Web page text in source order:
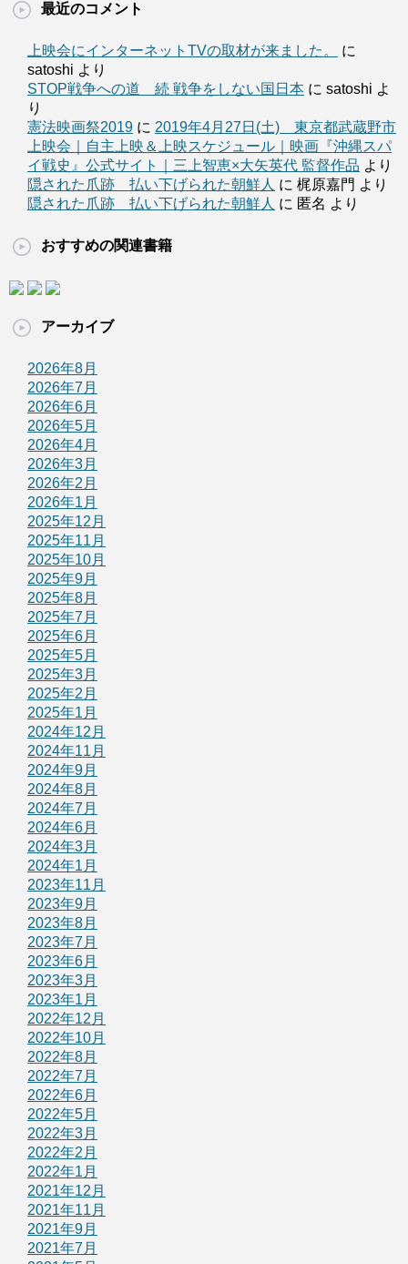
最近のコメント
上映会にインターネットTVの取材が来ました。
に
satoshi より
STOP戦争への道 続 戦争をしない国日本 に satoshi よ
り
憲法映画祭2019 に 2019年4月27日(土) 東京都武蔵野市
上映会｜自主上映＆上映スケジュール｜映画『沖縄スパ
イ戦史』公式サイト｜三上智恵×大矢英代 監督作品 より
隠された爪跡 払い下げられた朝鮮人 に 梶原嘉門 より
隠された爪跡 払い下げられた朝鮮人 に 匿名 より
おすすめの関連書籍
アーカイブ
2026年8月
2026年7月
2026年6月
2026年5月
2026年4月
2026年3月
2026年2月
2026年1月
2025年12月
2025年11月
2025年10月
2025年9月
2025年8月
2025年7月
2025年6月
2025年5月
2025年3月
2025年2月
2025年1月
2024年12月
2024年11月
2024年9月
2024年8月
2024年7月
2024年6月
2024年3月
2024年1月
2023年11月
2023年9月
2023年8月
2023年7月
2023年6月
2023年3月
2023年1月
2022年12月
2022年10月
2022年8月
2022年7月
2022年6月
2022年5月
2022年3月
2022年2月
2022年1月
2021年12月
2021年11月
2021年9月
2021年7月